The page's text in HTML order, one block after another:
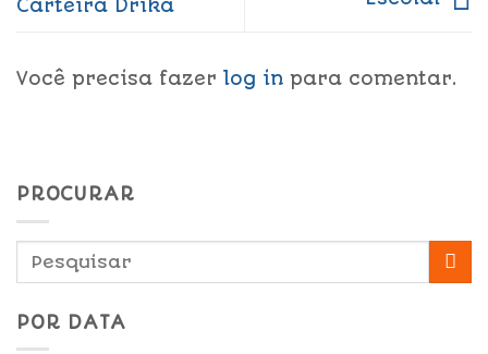
Carteira Drika
Você precisa fazer log in para comentar.
PROCURAR
POR DATA